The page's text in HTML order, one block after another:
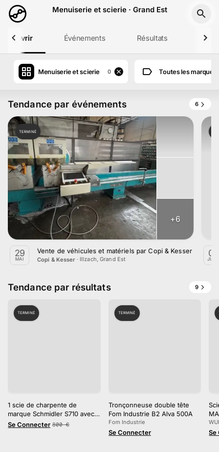
Aller au contenu principal
Menuiserie et scierie · Grand Est
Événements Résultats
Menuiserie et scierie 0 Toutes les marques
Tendance par événements 6
TERMINÉ
+6
29
MAI
Vente de véhicules et matériels par Copi & Kesser le 29
Copi & Kesser· Illzach, Grand Est
08
JUIL.
Tendance par résultats 9
TERMINÉ
1 scie de charpente de
marque Schmidler S710 avec
commande 1500 numérique
Se Connecter 800 €
TERMINÉ
Tronçonneuse double tête
Fom Industrie B2 Alva 500A
Fom Industrie
Se Connecter Se